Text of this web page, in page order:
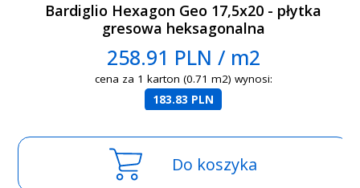
Bardiglio Hexagon Geo 17,5x20 - płytka
gresowa heksagonalna
258.91 PLN / m2
cena za 1 karton (0.71 m2) wynosi:
183.83 PLN
Do koszyka